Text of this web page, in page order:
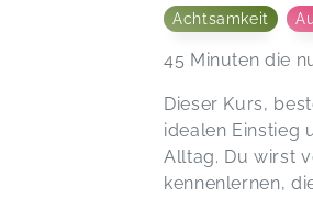
Achtsamkeit
45 Minuten die
Dieser Kurs,
idealen Einstieg
Alltag. Du wirst
kennenlernen,